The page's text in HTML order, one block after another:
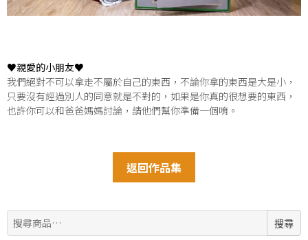
♥親愛的小朋友♥
我們絕對不可以拿走不屬於自己的東西，不論你拿的東西是大是小，
只要沒有經過別人的同意就是不對的，如果是你真的很想要的東西，
也許你可以和爸爸媽媽討論，請他們幫你準備一個唷。
返回作品集
搜
尋:
搜尋